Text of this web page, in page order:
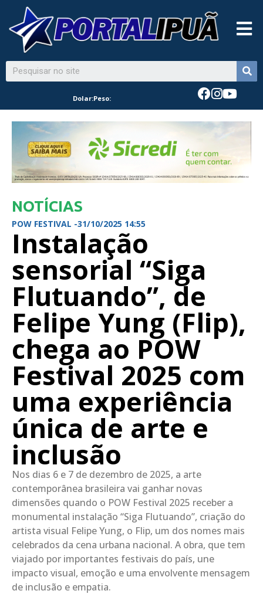
Dolar:Peso:
NOTÍCIAS
POW FESTIVAL -31/10/2025 14:55
Instalação
sensorial “Siga
Flutuando”, de
Felipe Yung (Flip),
chega ao POW
Festival 2025 com
uma experiência
única de arte e
inclusão
Nos dias 6 e 7 de dezembro de 2025, a arte
contemporânea brasileira vai ganhar novas
dimensões quando o POW Festival 2025 receber a
monumental instalação “Siga Flutuando”, criação do
artista visual Felipe Yung, o Flip, um dos nomes mais
celebrados da cena urbana nacional. A obra, que tem
viajado por importantes festivais do país, une
impacto visual, emoção e uma envolvente mensagem
de inclusão e empatia.